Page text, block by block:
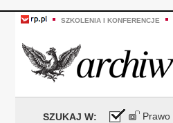
SZKOLENIA I KONFERENCJE
SZUKAJ W: Prawo